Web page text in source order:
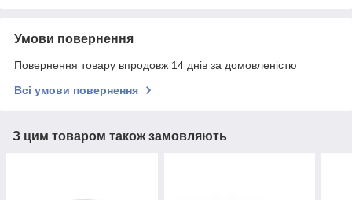
Умови повернення
Повернення товару впродовж 14 днів за домовленістю
Всі умови повернення
З цим товаром також замовляють